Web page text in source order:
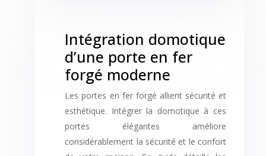
Intégration domotique
d’une porte en fer
forgé moderne
Les portes en fer forgé allient sécurité et
esthétique. Intégrer la domotique à ces
portes élégantes améliore
considérablement la sécurité et le confort